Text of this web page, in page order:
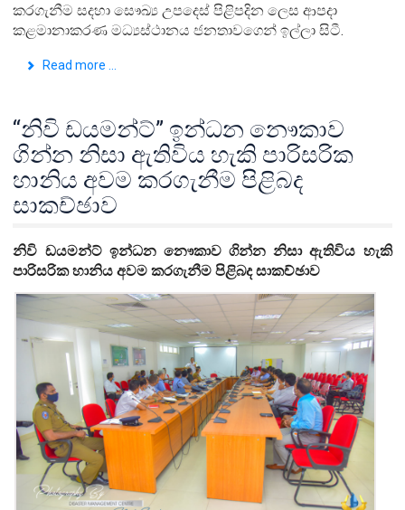
කරගැනීම සදහා සෞඛ්‍ය උපදෙස් පිළිපදින ලෙස ආපදා
කළමානාකරණ මධ්‍යස්ථානය ජනතාවගෙන් ඉල්ලා සිටී.
Read more ...
“නිවි ඩයමන්ට්” ඉන්ධන නෞකාව
ගින්න නිසා ඇතිවිය හැකි පාරිසරික
හානිය අවම කරගැනීම පිළිබද
සාකච්ඡාව
නිවි ඩයමන්ට් ඉන්ධන නෞකාව ගින්න නිසා ඇතිවිය හැකි
පාරිසරික හානිය අවම කරගැනීම පිළිබද සාකච්ඡාව